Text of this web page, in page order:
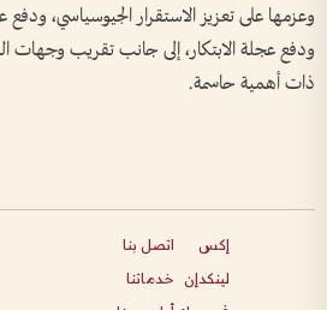
وعزمها على تعزيز الاستقرار الجيوسياسي،
ودفع عجلة الابتكار، إلى جانب تقريب وجهات
ذات أهمية حاسمة.
إكس
لينكدإن
اتصل بنا
خدماتنا